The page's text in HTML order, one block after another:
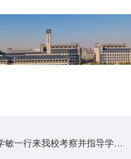
2021年1月18日，湖北省教育厅副厅长余学敏一行来我校考察并指导学校防疫、假期保障工作。2021年3月，我校继首批获得3个省级一流本科专业建设点后，又新增金融学、商务英语和会计学3个专业获批，至此我校省级一流本科专业建设点达到6个。2021年4月23日，学校召开校董会2021年第二次会议。会议审议通过了《im电竞手机版app下载章程》（新修版）和《im电竞手机版app下载“十四五”事业发展规划》。2021年5月17日，学校与中软国际举行签约挂牌仪式，携手共...